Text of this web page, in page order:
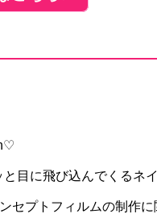
目に飛び込んでくるネ
セプトフィルムの制作